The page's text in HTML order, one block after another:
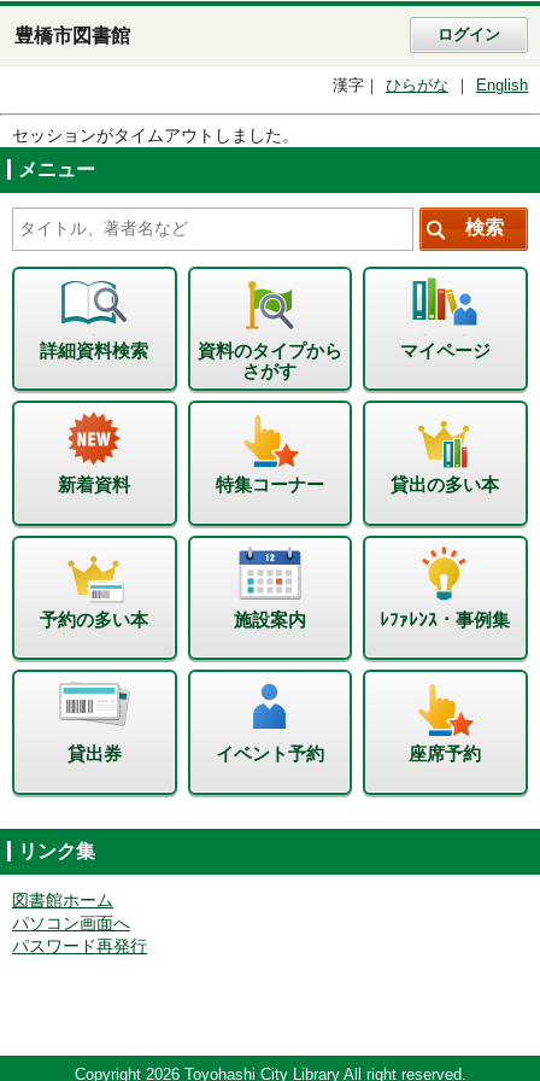
豊橋市図書館 ログイン
漢字 ひらがな English
セッションがタイムアウトしました。
メニュー
詳細資料検索
資料のタイプから
さがす
マイページ
新着資料 特集コーナー 貸出の多い本
予約の多い本 施設案内 ﾚﾌｧﾚﾝｽ・事例集
貸出券 イベント予約 座席予約
リンク集
図書館ホーム
パソコン画面へ
パスワード再発行
Copyright 2026 Toyohashi City Library All right reserved.